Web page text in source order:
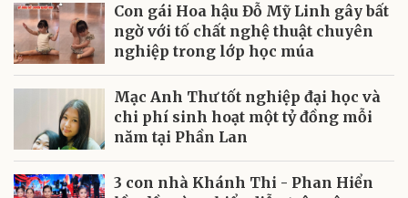
Con gái Hoa hậu Đỗ Mỹ Linh gây bất
ngờ với tố chất nghệ thuật chuyên
nghiệp trong lớp học múa
Mạc Anh Thư tốt nghiệp đại học và
chi phí sinh hoạt một tỷ đồng mỗi
năm tại Phần Lan
3 con nhà Khánh Thi - Phan Hiển